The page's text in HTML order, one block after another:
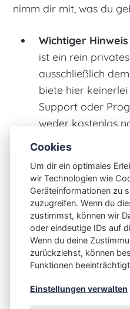
nimm dir mit, was du
Wichtiger
ist ein rein
ausschließlich
biete hier keinerlei
Support oder
weder kostenlos
Alle Inhalte sind
andere Bastler
Cookies
Um dir ein optimales
wir Technologien wie
Geräteinformationen zu
zuzugreifen. Wenn du
zustimmst, können wir
oder eindeutige IDs auf
Wenn du deine
zurückziehst, können
Funktionen
Einstellungen verwalten